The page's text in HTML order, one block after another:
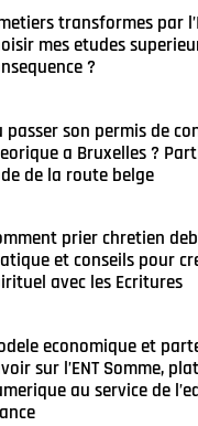
transformes par
mes etudes
?
passer son permis de
a Bruxelles ?
de la route belge
prier chretien
et conseils pour
avec les Ecritures
economique et
sur l’ENT Somme,
au service de